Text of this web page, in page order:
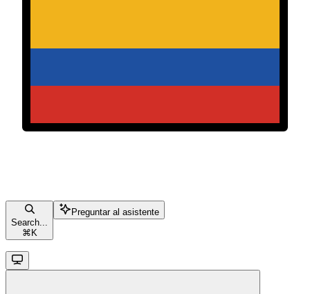
Search...
⌘ K
Preguntar al asistente